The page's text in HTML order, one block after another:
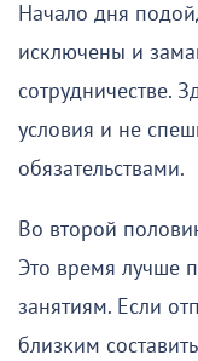
Начало дня
исключены и
сотрудничестве.
условия и не
обязательствами.
Во второй
Это время лучше
занятиям. Если
близким